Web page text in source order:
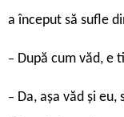
a început să sufle
– După cum văd, e
– Da, așa văd și